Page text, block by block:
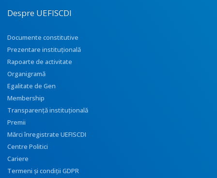
Despre UEFISCDI
Documente constitutive
Prezentare instituţională
Rapoarte de activitate
Organigramă
Egalitate de Gen
Membership
Transparenţă instituţională
Premii
Mărci înregistrate UEFISCDI
Centre Politici
Cariere
Termeni și condiții GDPR